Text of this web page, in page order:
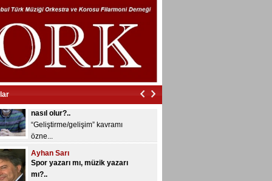
İzmir’in içinde vurdular beni…
beni…...
Veyis Yeğin
Çalgıları geliştirmek nedir,
Spor yazarı mı, müzik yazarı
mı?..
Türkiye Spor Yazarları
Derneği'nin (TSYD) İst...